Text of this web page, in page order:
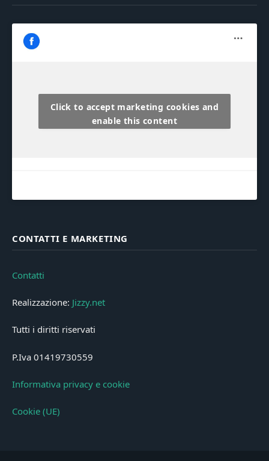
Click to accept marketing cookies and
enable this content
CONTATTI E MARKETING
Contatti
Realizzazione: Jizzy.net
Tutti i diritti riservati
P.Iva 01419730559
Informativa privacy e cookie
Cookie (UE)